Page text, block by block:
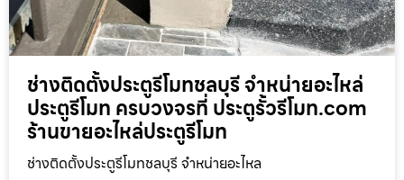
ช่างติดตั้งประตูรีโมทชลบุรี จำหน่ายอะไหล่
ประตูรีโมท ครบวงจรที่ ประตูรั้วรีโมท.com
ร้านขายอะไหล่ประตูรีโมท
ช่างติดตั้งประตูรีโมทชลบุรี จำหน่ายอะไหล